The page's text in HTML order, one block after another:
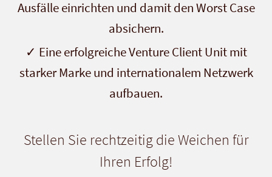
Ausfälle einrichten und damit den Worst Case
absichern.
Eine erfolgreiche Venture Client Unit mit
starker Marke und internationalem Netzwerk
aufbauen.
Stellen Sie rechtzeitig die Weichen für
Ihren Erfolg!